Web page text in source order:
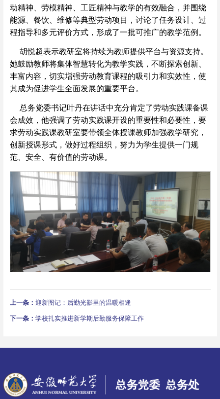
动精神、劳模精神、工匠精神与教学的有效融合，并围绕
能源、餐饮、维修等典型劳动项目，讨论了任务设计、过
程指导和多元评价方式，形成了一批可推广的教学范例。
胡悦超表示教研室将持续为教师提供平台与资源支持。
她鼓励教师将集体智慧转化为教学实践，不断探索创新、
丰富内容，切实增强劳动教育课程的吸引力和实效性，使
其成为促进学生全面发展的重要平台。
总务党委书记叶丹在讲话中充分肯定了劳动实践课备课
会成效，他强调了劳动实践课开设的重要性和必要性，要
求劳动实践课教研室要带领全体授课教师加强教学研究，
创新授课形式，做好过程组织，努力为学生提供一门规
范、安全、有价值的劳动课。
上一条： 迎新图记：后勤光影里的温暖相逢
下一条： 学校扎实推进新学期后勤服务保障工作